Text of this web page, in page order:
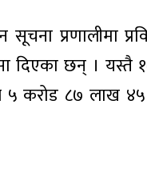
प्रणालीमा
दिएका छन् । यस्तै
५ करोड ८७ लाख